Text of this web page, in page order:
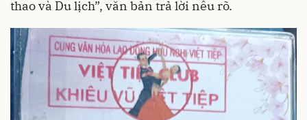
thao và Du lịch”, văn bản trả lời nêu rõ.